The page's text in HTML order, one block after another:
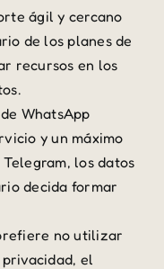
ágil y cercano
de los planes de
recursos en los
WhatsApp
y un máximo
los datos
decida formar
no utilizar
el